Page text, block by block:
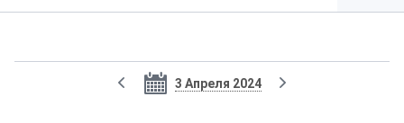
3 Апреля 2024